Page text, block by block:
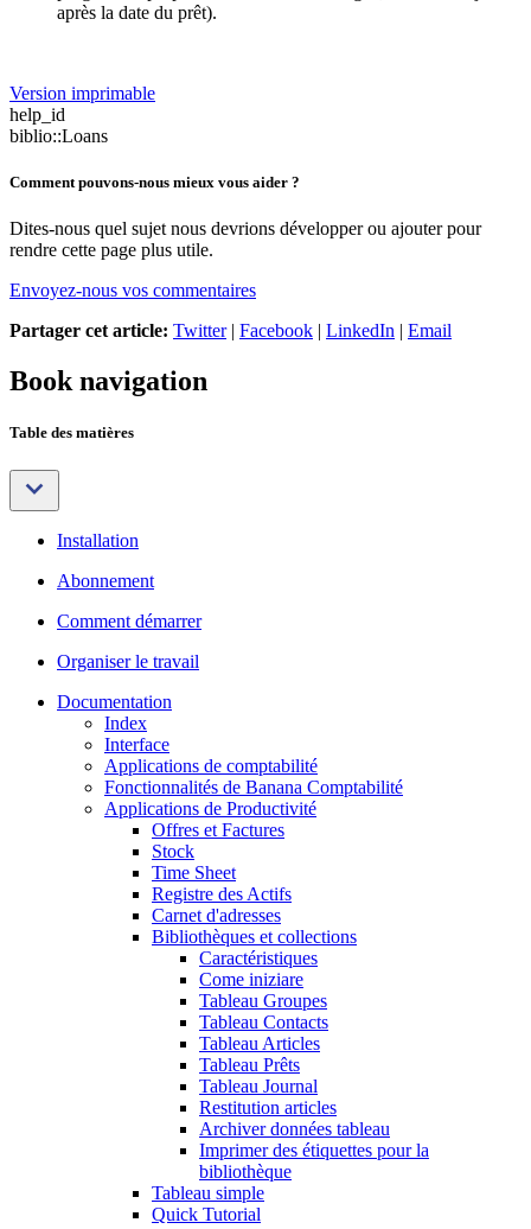
après la date du prêt).
Version imprimable
help_id
biblio::Loans
Comment pouvons-nous mieux vous aider ?
Dites-nous quel sujet nous devrions développer ou ajouter pour
rendre cette page plus utile.
Envoyez-nous vos commentaires
Partager cet article: Twitter| Facebook | LinkedIn | Email
Book navigation
Table des matières
Installation
Abonnement
Comment démarrer
Organiser le travail
Documentation
Index
Interface
Applications de comptabilité
Fonctionnalités de Banana Comptabilité
Applications de Productivité
Offres et Factures
Stock
Time Sheet
Registre des Actifs
Carnet d'adresses
Bibliothèques et collections
Caractéristiques
Come iniziare
Tableau Groupes
Tableau Contacts
Tableau Articles
Tableau Prêts
Tableau Journal
Restitution articles
Archiver données tableau
Imprimer des étiquettes pour la
bibliothèque
Tableau simple
Quick Tutorial